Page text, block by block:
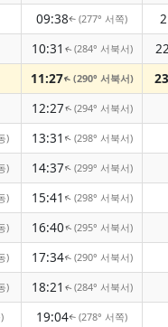
09:38↑(277° 서쪽)
10:31 ↑(284° 서북서)
11:27↑(290° 서북서)
12:27↑(294° 서북서)
) 13:31 ↑(298° 서북서)
) 14:37↑(299° 서북서)
) 15:41 ↑(298° 서북서)
) 16:40↑(295° 서북서)
) 17:34↑(290° 서북서)
) 18:21 ↑(284° 서북서)
19:04↑(278° 서쪽)